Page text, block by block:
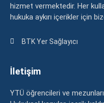
hizmet vermektedir. Her
hukuka aykırı içerikler için
BTK Yer Sağlayıcı
İletişim
YTÜ öğrencileri ve